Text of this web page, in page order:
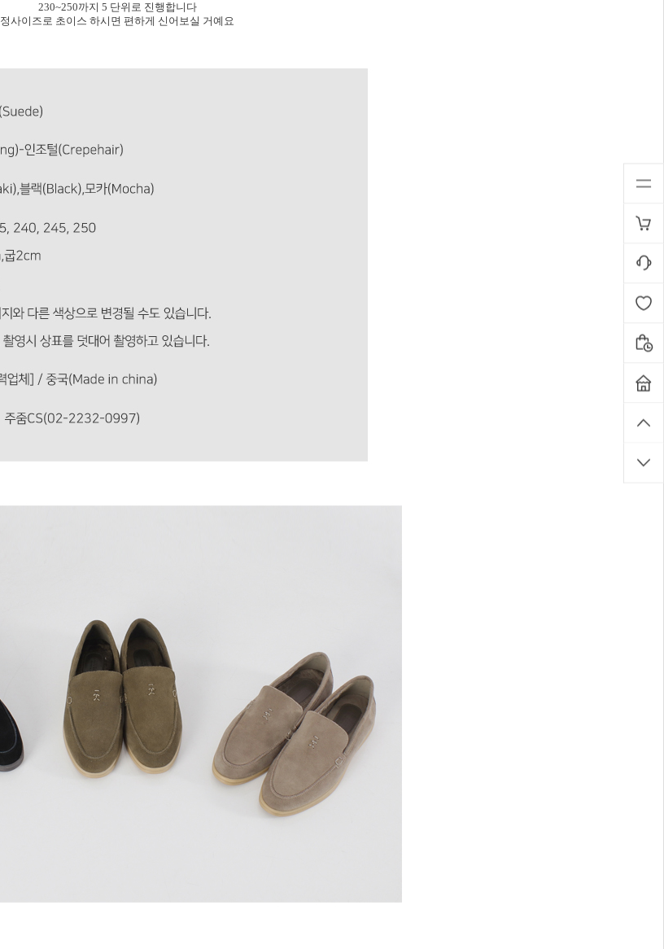
230~250까지 5 단위로 진행합니다
정사이즈로 초이스 하시면 편하게 신어보실 거예요